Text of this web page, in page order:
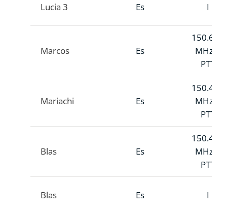
Lucia 3 Es I
Marcos Es
150.626
MHz A
PTT
Mariachi Es
150.434
MHz A
PTT
Blas Es
150.489
MHz A
PTT
Blas Es I